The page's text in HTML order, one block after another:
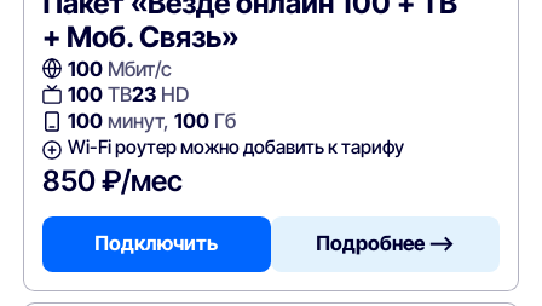
+ Моб. Связь»
100Мбит/с
100ТВ23HD
100минут, 100Гб
Wi-Fi роутер можно добавить к тарифу
850 ₽/мес
Подключить Подробнее —>